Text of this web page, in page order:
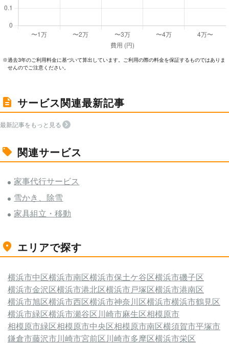
※過去3年のご利⽤料⾦に基づいて算出しています。ご利⽤の際の料⾦を保証するものではありま
せんのでご注意ください。
サービス関連最新記事
最新記事をもっと見る
関連サービス
家事代行サービス
雪かき、除雪
家具組立・移動
エリアで探す
横浜市中区横浜市南区横浜市保土ケ谷区横浜市磯子区
横浜市金沢区横浜市港北区横浜市戸塚区横浜市港南区
横浜市旭区横浜市西区横浜市神奈川区横浜市横浜市鶴見区
横浜市緑区横浜市瀬谷区 川崎市麻生区相模原市
相模原市緑区相模原市中央区相模原市南区横須賀市平塚市
鎌倉市藤沢市川崎市宮前区 川崎市多摩区横浜市栄区